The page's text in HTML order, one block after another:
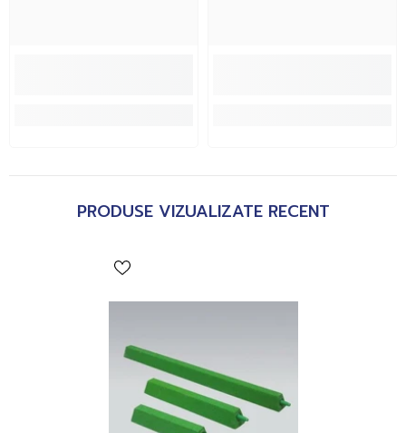
PRODUSE VIZUALIZATE RECENT